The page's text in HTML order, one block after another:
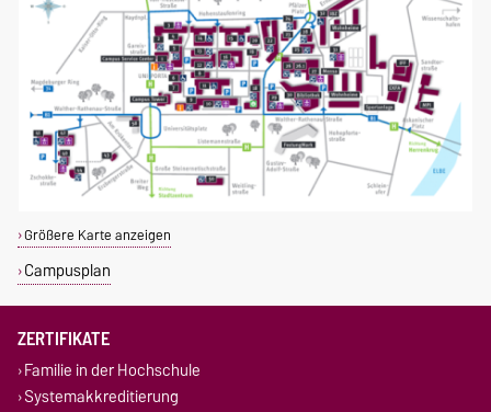
Größere Karte anzeigen
Campusplan
ZERTIFIKATE
Familie in der Hochschule
Systemakkreditierung